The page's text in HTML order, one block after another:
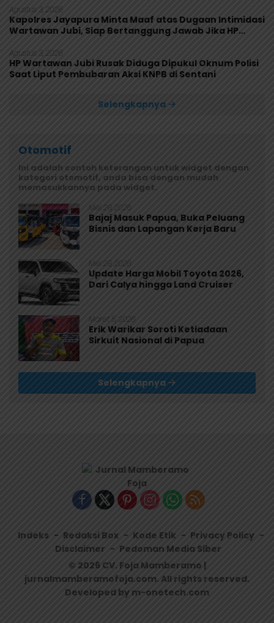
Agustus 3, 2026
Kapolres Jayapura Minta Maaf atas Dugaan Intimidasi
Wartawan Jubi, Siap Bertanggung Jawab Jika HP
Agustus 3, 2026
HP Wartawan Jubi Rusak Diduga Dipukul Oknum Polisi
Saat Liput Pembubaran Aksi KNPB di Sentani
Selengkapnya
Otomotif
Ini adalah contoh keterangan untuk widget dengan
kategori otomotif, anda bisa dengan mudah
memasukkannya pada widget.
Mei 29, 2026
Bajaj Masuk Papua, Buka Peluang
Bisnis dan Lapangan Kerja Baru
Mei 29, 2026
Update Harga Mobil Toyota 2026,
Dari Calya hingga Land Cruiser
Maret 5, 2026
Erik Warikar Soroti Ketiadaan
Sirkuit Nasional di Papua
Selengkapnya
Indeks Redaksi Box Kode Etik
Privacy Policy
Disclaimer
Pedoman Media Siber
© 2026 CV. Foja Mamberamo |
jurnalmamberamofoja.com. All rights reserved.
Developed by m-onetech.com